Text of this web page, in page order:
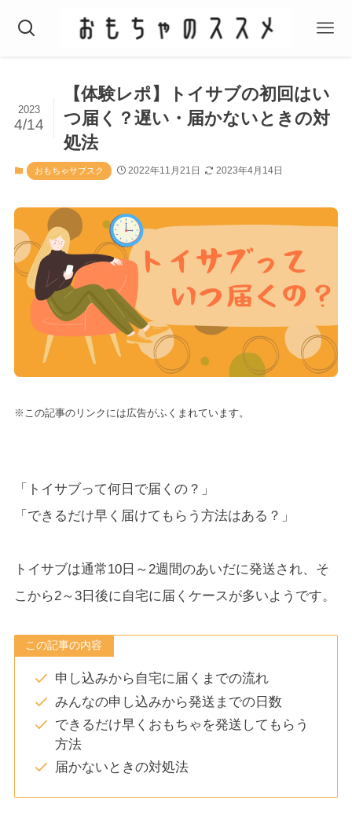
【体験レポ】トイサブの初回はい
つ届く？遅い・届かないときの対
処法
2023
4/14
おもちゃサブスク 2022年11月21日 2023年4月14日
※この記事のリンクには広告がふくまれています。
「トイサブって何日で届くの？」
「できるだけ早く届けてもらう方法はある？」
トイサブは通常10日～2週間のあいだに発送され、そ
こから2～3日後に自宅に届くケースが多いようです。
この記事の内容
申し込みから自宅に届くまでの流れ
みんなの申し込みから発送までの日数
できるだけ早くおもちゃを発送してもらう
方法
届かないときの対処法